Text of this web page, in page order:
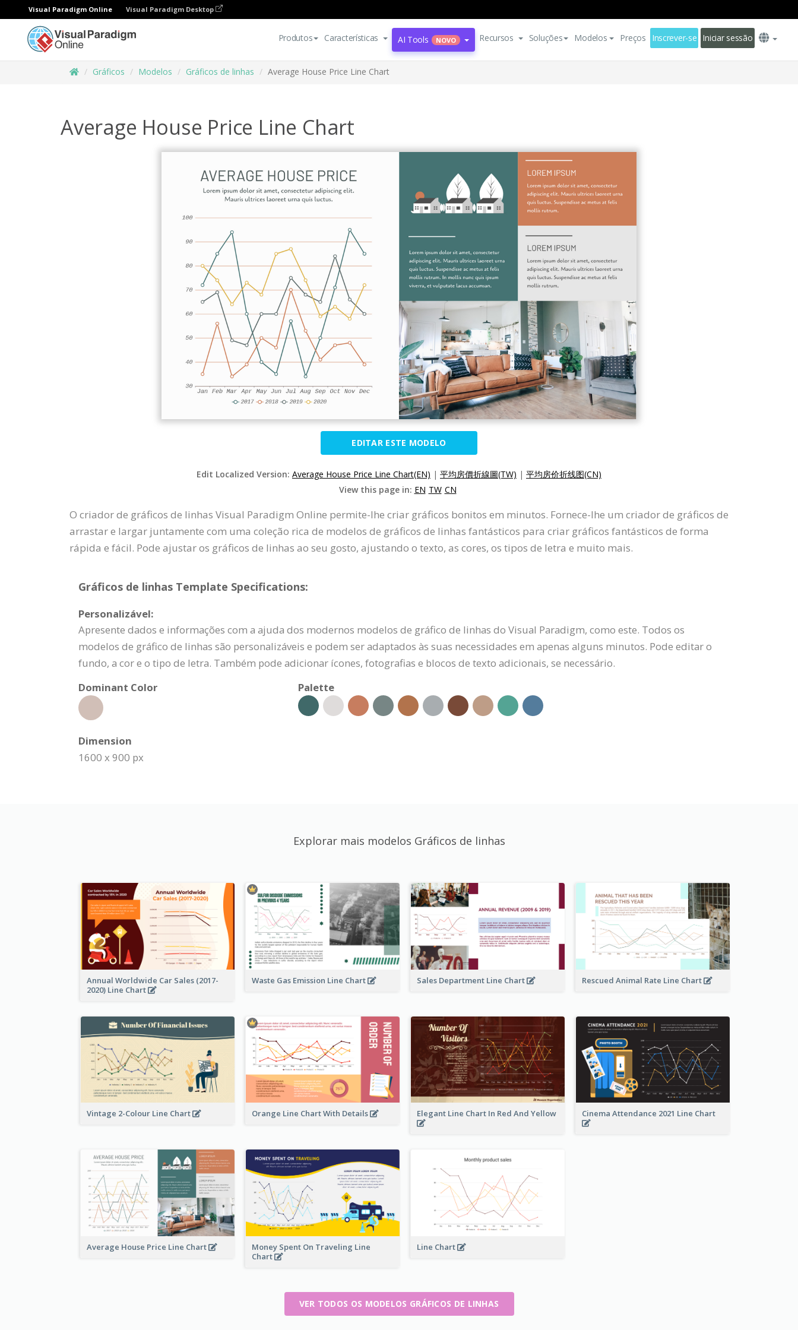
Visual Paradigm Online Visual Paradigm Desktop
Produtos Características AI Tools NOVO Recursos Soluções Modelos Preços Inscrever-se Iniciar sessão
Gráficos Modelos Gráficos de linhas Average House Price Line Chart
Average House Price Line Chart
EDITAR ESTE MODELO
Edit Localized Version: Average House Price Line Chart(EN) | 平均房價折線圖(TW) | 平均房价折线图(CN)
View this page in: EN TW CN
O criador de gráficos de linhas Visual Paradigm Online permite-lhe criar gráficos bonitos em minutos. Fornece-lhe um criador de gráficos de
arrastar e largar juntamente com uma coleção rica de modelos de gráficos de linhas fantásticos para criar gráficos fantásticos de forma
rápida e fácil. Pode ajustar os gráficos de linhas ao seu gosto, ajustando o texto, as cores, os tipos de letra e muito mais.
Gráficos de linhas Template Specifications:
Personalizável:
Apresente dados e informações com a ajuda dos modernos modelos de gráfico de linhas do Visual Paradigm, como este. Todos os
modelos de gráfico de linhas são personalizáveis e podem ser adaptados às suas necessidades em apenas alguns minutos. Pode editar o
fundo, a cor e o tipo de letra. Também pode adicionar ícones, fotografias e blocos de texto adicionais, se necessário.
Dominant Color
Palette
Dimension
1600 x 900 px
Explorar mais modelos Gráficos de linhas
Annual Worldwide Car Sales (2017-
2020) Line Chart
Waste Gas Emission Line Chart Sales Department Line Chart Rescued Animal Rate Line Chart
Vintage 2-Colour Line Chart Orange Line Chart With Details Elegant Line Chart In Red And Yellow Cinema Attendance 2021 Line Chart
Average House Price Line Chart
Money Spent On Traveling Line
Chart
Line Chart
VER TODOS OS MODELOS GRÁFICOS DE LINHAS